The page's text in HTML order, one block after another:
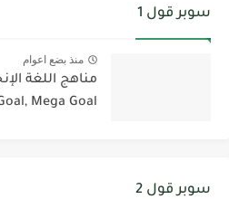
سوبر قول 1
منذ بضع اعوام
مناهج اللغة
Mega Goal
سوبر قول 2